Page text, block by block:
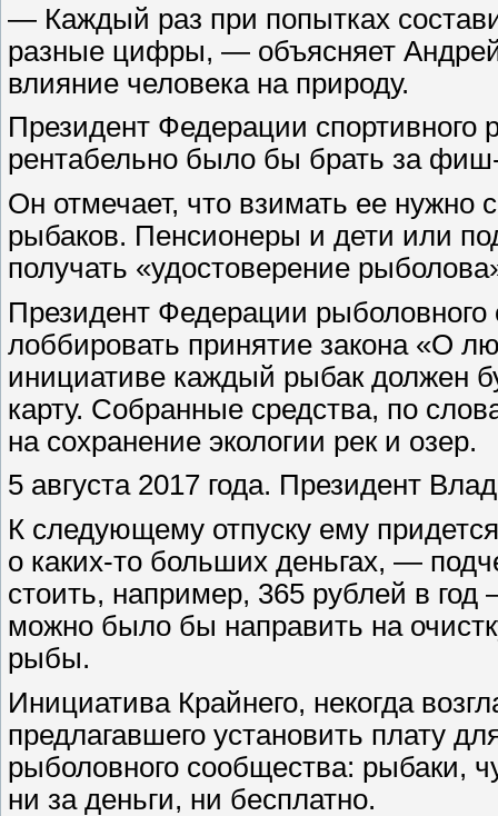
— Каждый раз при попытках
разные цифры, — объясняет
влияние человека на природу.
Президент Федерации спортивного
рентабельно было бы брать за
Он отмечает, что взимать ее нужно
рыбаков. Пенсионеры и дети или
получать «удостоверение
Президент Федерации
лоббировать принятие закона «О
инициативе каждый рыбак должен
карту. Собранные средства, по
на сохранение экологии рек и озер.
5 августа 2017 года. Президент
К следующему отпуску ему
о каких-то больших деньгах, —
стоить, например, 365 рублей в
можно было бы направить на
рыбы.
Инициатива Крайнего, некогда
предлагавшего установить плату
рыболовного сообщества: рыбаки,
ни за деньги, ни бесплатно.